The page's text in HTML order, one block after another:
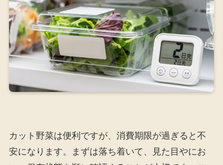
カット野菜は便利ですが、消費期限が過ぎると不
安になります。まずは落ち着いて、見た目やにお